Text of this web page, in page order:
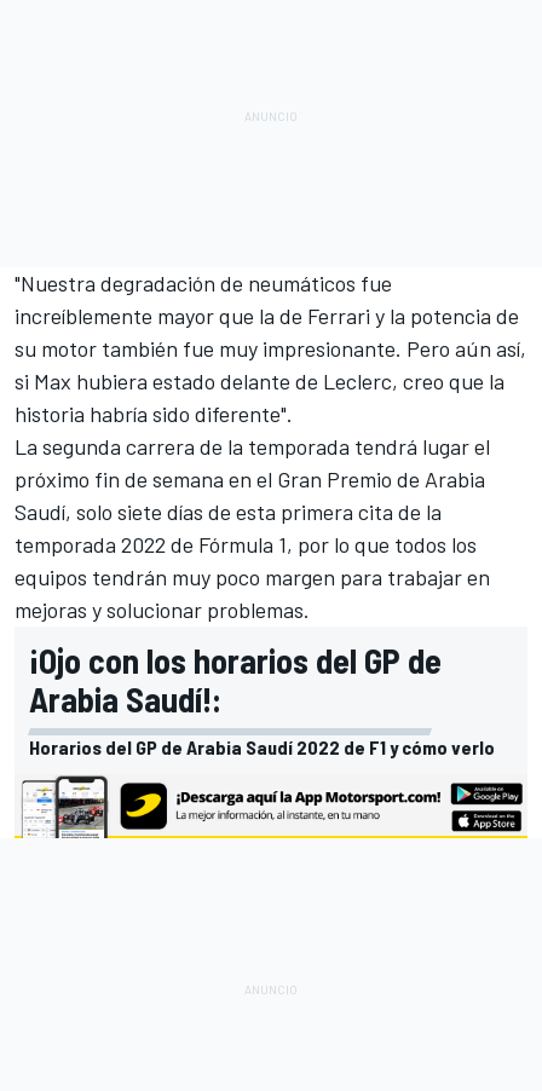
"Nuestra degradación de neumáticos fue
increíblemente mayor que la de Ferrari y la potencia de
su motor también fue muy impresionante. Pero aún así,
si Max hubiera estado delante de Leclerc, creo que la
historia habría sido diferente".
La segunda carrera de la temporada tendrá lugar el
próximo fin de semana en el Gran Premio de Arabia
Saudí, solo siete días de esta primera cita de la
temporada 2022 de Fórmula 1, por lo que todos los
equipos tendrán muy poco margen para trabajar en
mejoras y solucionar problemas.
¡Ojo con los horarios del GP de
Arabia Saudí!:
Horarios del GP de Arabia Saudí 2022 de F1 y cómo verlo